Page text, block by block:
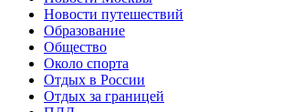
Новости путешествий
Образование
Общество
Около спорта
Отдых в России
Отдых за границей